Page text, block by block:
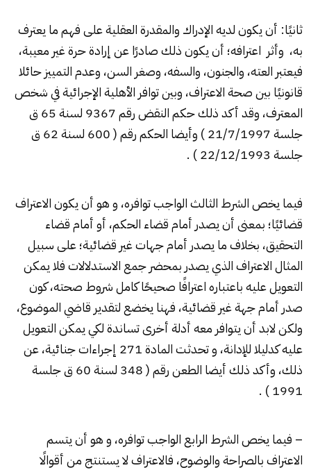
ثانيًا: أن يكون لديه الإدراك والمقدرة العقلية على فهم ما يعترف
به، وأثر اعترافه؛ أن يكون ذلك صادرًا عن إرادة حرة غير معيبة،
فيعتبر العته، والجنون، والسفه، وصغر السن، وعدم التمييز حائلا
قانونيًا بين صحة الاعتراف، وبين توافر الأهلية الإجرائية في شخص
المعترف، وقد أكد ذلك حكم النقض رقم 9367 لسنة 65 ق
جلسة 21/7/1997 ) وأيضا الحكم رقم ( 600 لسنة 62 ق
جلسة 22/12/1993 ) .
فيما يخص الشرط الثالث الواجب توافره، و هو أن يكون الاعتراف
قضائيًا؛ بمعنى أن يصدر أمام قضاء الحكم، أو أمام قضاء
التحقيق، بخلاف ما يصدر أمام جهات غير قضائية؛ على سبيل
المثال الاعتراف الذي يصدر بمحضر جمع الاستدلالات فلا يمكن
التعويل عليه باعتباره اعترافًا صحيحًا كامل شروط صحته، كون
صدر أمام جهة غير قضائية، فهنا يخضع لتقدير قاضي الموضوع،
ولكن لابد أن يتوافر معه أدلة أخرى تساندة لكي يمكن التعويل
عليه كدليلا للإدانة، و تحدثت المادة 271 إجراءات جنائية، عن
ذلك، وأكد ذلك أيضا الطعن رقم ( 348 لسنة 60 ق جلسة
1991 ) .
– فيما يخص الشرط الرابع الواجب توافره، و هو أن يتسم
الاعتراف بالصراحة والوضوح، فالاعتراف لا يستنتج من أقوالًا